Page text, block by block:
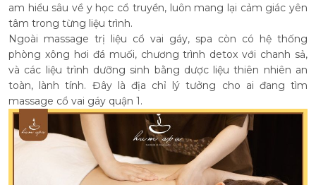
am hiểu sâu về y học cổ truyền, luôn mang lại cảm giác yên
tâm trong từng liệu trình.
Ngoài massage trị liệu cổ vai gáy, spa còn có hệ thống
phòng xông hơi đá muối, chương trình detox với chanh sả,
và các liệu trình dưỡng sinh bằng dược liệu thiên nhiên an
toàn, lành tính. Đây là địa chỉ lý tưởng cho ai đang tìm
massage cổ vai gáy quận 1.